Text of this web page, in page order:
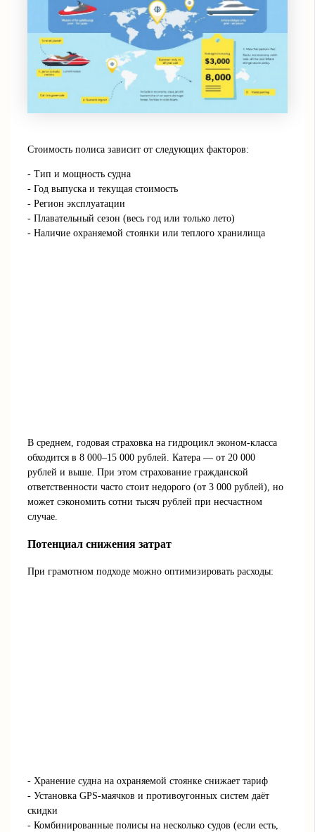
Стоимость полиса зависит от следующих факторов:
- Тип и мощность судна
- Год выпуска и текущая стоимость
- Регион эксплуатации
- Плавательный сезон (весь год или только лето)
- Наличие охраняемой стоянки или теплого хранилища
В среднем, годовая страховка на гидроцикл эконом-класса
обходится в 8 000–15 000 рублей. Катера — от 20 000
рублей и выше. При этом страхование гражданской
ответственности часто стоит недорого (от 3 000 рублей), но
может сэкономить сотни тысяч рублей при несчастном
случае.
Потенциал снижения затрат
При грамотном подходе можно оптимизировать расходы:
- Хранение судна на охраняемой стоянке снижает тариф
- Установка GPS-маячков и противоугонных систем даёт
скидки
- Комбинированные полисы на несколько судов (если есть,